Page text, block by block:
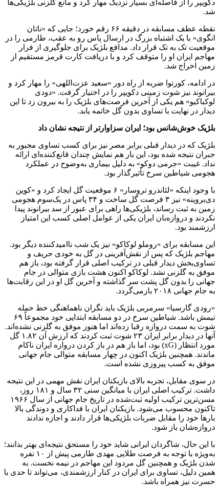
دکویپر را از فاصله‌ای بسیار نزدیک مهار کرد و مانع گلزنی بلژیکی‌ها
شد.
نقطه عطف مسابقه در دقیقه ۶۶ رقم خورد؛ جایی که «ناتان
انگوی» با یک اشتباه بزرگ در ارسال پاس رو به عقب، طارمی را در
موقعیت تک به تک قرار داد. مدافع بلژیک برای جلوگیری از فرار
مهاجم ایران او را متوقف کرد و با دریافت کارت قرمز مستقیم از
زمین اخراج شد.
در ادامه، کورتوا ضربه از راه دور «سعید عزت‌اللهی» را مهار کرد و
بیرانوند نیز شوت زمینی دکویپر را در اختیار گرفت. «دودی
لوکباکیو» هم یکی از آخرین فرصت‌های بلژیک را به بیرون زد تا این
دیدار در نهایت با تساوی بدون گل خاتمه یابد.
بلژیک خوش‌شانس بود؛ ایران سزاوارتر از نتیجه نشان داد
بلژیک که در دیدار قبلی برابر مصر نیز برای کسب تساوی مجبور به
جبران نتیجه شده بود، این بار هم نمایش چندان قانع‌کننده‌ای ارائه
نداد. غیبت «جرمی دوکو» به دلیل بیماری به‌وضوح در عملکرد
هجومی شیاطین سرخ تأثیرگذار بود.
با وجود اینکه «لئاندرو تروسار» ۶ موقعیت گل ایجاد کرد و «کوین
دی‌بروینه» نیز ۳ فرصت گل ساخت و ۳۴ پاس در یک‌سوم هجومی
زمین به ثبت رساند، بلژیکی‌ها راهی برای عبور از سد بیرانوند پیدا
نکردند و دروازه‌بان ایران یکی از عوامل اصلی کسب این امتیاز
ارزشمند بود.
این مسابقه برای «روملو لوکاکو» نیز یک شب ناامیدکننده دیگر بود.
مهاجم بلژیک که پس از نقش‌آفرینی در گل به خودی حریف و
تساوی‌بخش دیدار قبلی در ترکیب اصلی قرار گرفته بود، باز هم
موفق به گلزنی نشد. لوکاکو اکنون هشت بازی متوالی در جام
جهانی را بدون گل پشت سر گذاشته و آخرین گل او در این رقابت‌ها
به جام جهانی ۲۰۱۸ بازمی‌گردد.
«رودی گارسیا» سرمربی بلژیک باید نگران ناهماهنگی خط حمله
تیمش باشد. شیاطین سرخ در دو مسابقه ابتدایی خود مجموعاً ۶۹
شوت به سمت دروازه رقبا زده‌اند اما هنوز موفق به گلزنی نشده‌اند.
آنها در دیدار برابر ایران ۲۳ شوت ثبت کردند که ارزش آن ۱.۸۲ گل
مورد انتظار (xG) بود، اما باز هم در باز کردن دروازه ایران ناکام
ماندند. همچنین بلژیک اکنون در چهار مسابقه متوالی جام جهانی
موفق به کسب پیروزی نشده است.
در سوی مقابل، تجربه بالای بازیکنان ایران نقش مهمی در این نتیجه
داشت. ترکیب اصلی ایران با میانگین سنی ۳۲ سال و ۱۸۱ روز،
مسن‌ترین ترکیب اولیه ثبت‌شده در تاریخ جام جهانی از سال ۱۹۶۶
تاکنون محسوب می‌شود. بازیکنان ایران با فداکاری و دوندگی بالا
بارها خود را مقابل ضربات بلژیکی‌ها قرار دادند و اجازه ندادند
دروازه‌شان باز شود.
با این حال، شاگردان ایرانی شاید خود را مستحق نتیجه‌ای بهتر بدانند؛
به‌ویژه با توجه به فرصت طلایی مهدی طارمی پیش از ۱۰ نفره
شدن بلژیک و همچنین گل مردود این مهاجم در نیمه نخست. به
همین دلیل، تساوی برای ایران در کنار ارزشمندی، می‌تواند تا حدی با
حسرت نیز همراه باشد.